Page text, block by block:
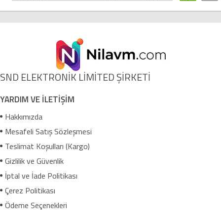
SND ELEKTRONİK LİMİTED ŞİRKETİ
YARDIM VE İLETİŞİM
Hakkımızda
Mesafeli Satış Sözleşmesi
Teslimat Koşulları (Kargo)
Gizlilik ve Güvenlik
İptal ve İade Politikası
Çerez Politikası
Ödeme Seçenekleri